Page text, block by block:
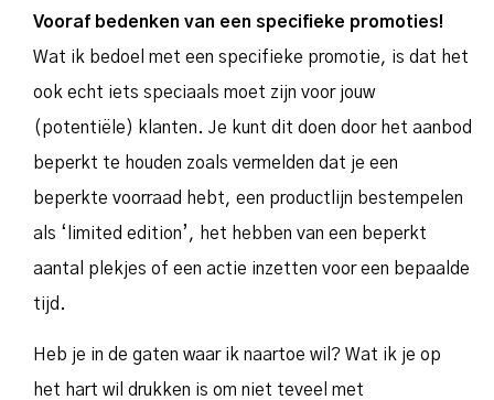
Vooraf bedenken van een specifieke promoties!
Wat ik bedoel met een specifieke promotie, is dat het
ook echt iets speciaals moet zijn voor jouw
(potentiële) klanten. Je kunt dit doen door het aanbod
beperkt te houden zoals vermelden dat je een
beperkte voorraad hebt, een productlijn bestempelen
als ‘limited edition’, het hebben van een beperkt
aantal plekjes of een actie inzetten voor een bepaalde
tijd.
Heb je in de gaten waar ik naartoe wil? Wat ik je op
het hart wil drukken is om niet teveel met